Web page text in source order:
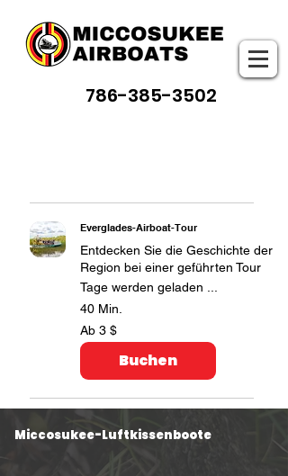
786-385-3502
Everglades-Airboat-Tour
Entdecken Sie die Geschichte der
Region bei einer geführten Tour
Tage werden geladen ...
40 Min.
Ab
3
US-
Ab 3 $
Buchen
Miccosukee-Luftkissenboote